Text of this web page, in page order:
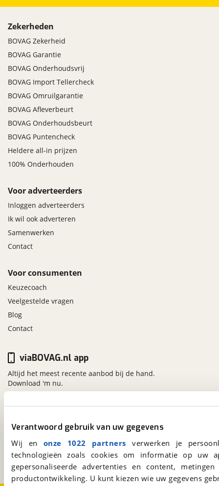
Verantwoord gebruik van uw gegevens
Wij en onze 1022 partners verwerken je
technologieën zoals cookies om informatie op
gepersonaliseerde advertenties en content,
productontwikkeling. U kunt kiezen wie uw gegevens
Zekerheden
BOVAG Zekerheid
BOVAG Garantie
BOVAG Onderhoudsvrij
BOVAG Import Tellercheck
BOVAG Omruilgarantie
BOVAG Afleverbeurt
BOVAG Onderhoudsbeurt
BOVAG Puntencheck
Heldere all-in prijzen
100% Onderhouden
Voor adverteerders
Inloggen adverteerders
Ik wil ook adverteren
Samenwerken
Contact
Voor consumenten
Keuzecoach
Veelgestelde vragen
Blog
Contact
viaBOVAG.nl
Kosterijland
3981 AJ
Bunnik
Een initiatief van
BOVAG
viaBOVAG.nl app
Altijd het meest recente aanbod bij de hand.
Download 'm nu.